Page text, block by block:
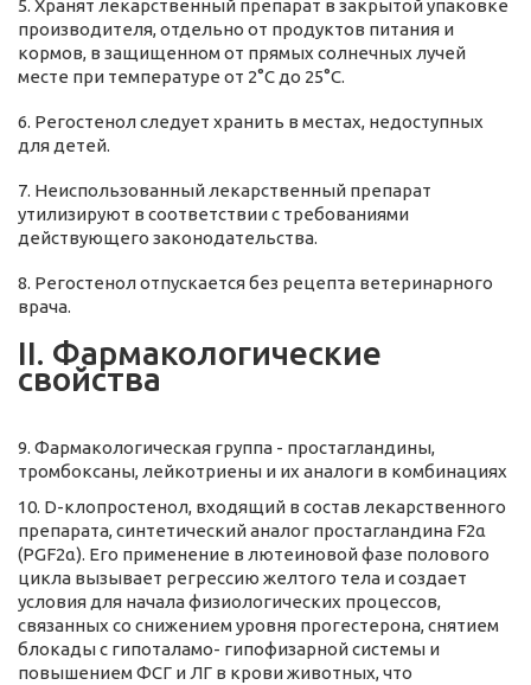
5. Хранят лекарственный препарат в закрытой упаковке
производителя, отдельно от продуктов питания и
кормов, в защищенном от прямых солнечных лучей
месте при температуре от 2°С до 25°С.
6. Регостенол следует хранить в местах, недоступных
для детей.
7. Неиспользованный лекарственный препарат
утилизируют в соответствии с требованиями
действующего законодательства.
8. Регостенол отпускается без рецепта ветеринарного
врача.
II. Фармакологические
свойства
9. Фармакологическая группа - простагландины,
тромбоксаны, лейкотриены и их аналоги в комбинациях
10. D-клопростенол, входящий в состав лекарственного
препарата, синтетический аналог простагландина F2α
(PGF2α). Его применение в лютеиновой фазе полового
цикла вызывает регрессию желтого тела и создает
условия для начала физиологических процессов,
связанных со снижением уровня прогестерона, снятием
блокады с гипоталамо- гипофизарной системы и
повышением ФСГ и ЛГ в крови животных, что